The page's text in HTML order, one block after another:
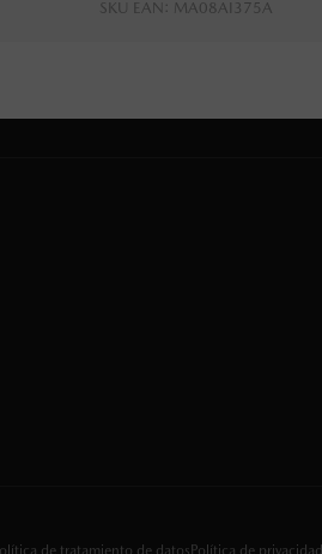
SKU EAN : MA08AI375A
de tratamiento de datos Política de privacidad